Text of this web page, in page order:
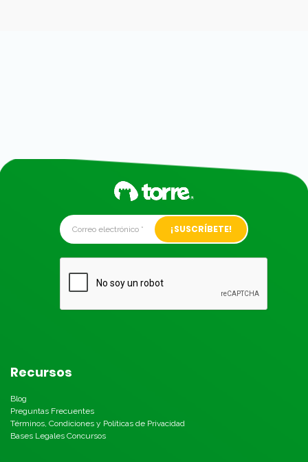
Alternative:
Recursos
Blog
Preguntas Frecuentes
Términos, Condiciones y Políticas de Privacidad
Bases Legales Concursos